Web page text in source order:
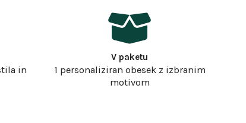
in
V paketu
1 personaliziran obesek z izbranim
motivom